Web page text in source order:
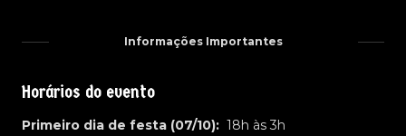
Informações Importantes
Horários do evento
Primeiro dia de festa (07/10): 18h às 3h